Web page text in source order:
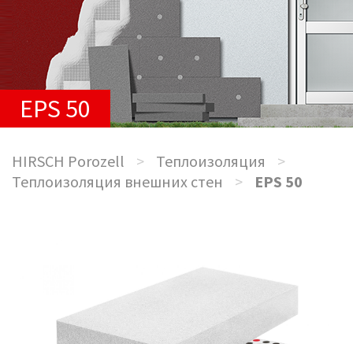
EPS 50
HIRSCH Porozell > Теплоизоляция
>
Теплоизоляция внешних стен
> EPS 50